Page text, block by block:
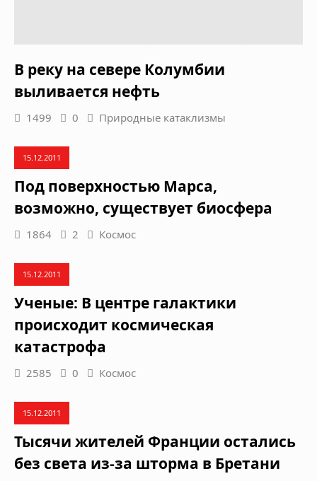
В реку на севере Колумбии
выливается нефть
1499 0 Природные катаклизмы
15.12.2011
Под поверхностью Марса,
возможно, существует биосфера
1864 2 Космос
15.12.2011
Ученые: В центре галактики
происходит космическая
катастрофа
2585 0 Космос
15.12.2011
Тысячи жителей Франции остались
без света из-за шторма в Бретани